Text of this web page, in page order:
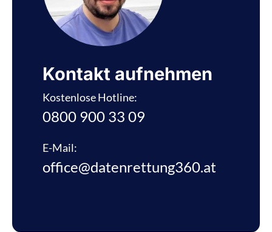
Kontakt aufnehmen
Kostenlose Hotline:
0800 900 33 09
E-Mail:
office@datenrettung360.at